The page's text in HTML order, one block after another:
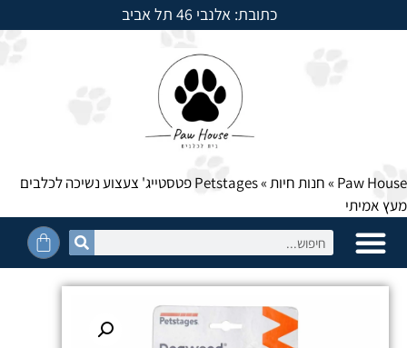
כתובת: אלנבי 46 תל אביב
למשלוחים חייגו: 054-5950525
Paw House
»חנות חיות»
Petstages פטסטייג' צעצוע נשיכה לכלבים
מעץ אמיתי